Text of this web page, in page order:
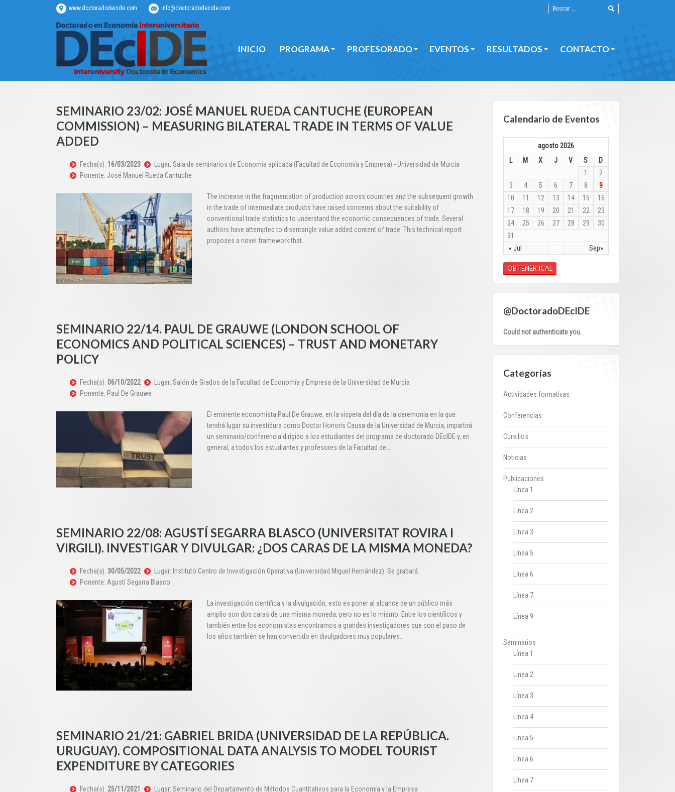
www.doctoradodecide.com info@doctoradodecide.com
INICIO PROGRAMA PROFESORADO EVENTOS RESULTADOS CONTACTO
SEMINARIO 23/02: JOSÉ MANUEL RUEDA CANTUCHE (EUROPEAN
COMMISSION) – MEASURING BILATERAL TRADE IN TERMS OF VALUE
ADDED
Fecha(s): 16/03/2023
Lugar: Sala de seminarios de Economía aplicada (Facultad de Economía y Empresa) - Universidad de Murcia
Ponente: José Manuel Rueda Cantuche
The increase in the fragmentation of production across countries and the subsequent growth
in the trade of intermediate products have raised concerns about the suitability of
conventional trade statistics to understand the economic consequences of trade. Several
authors have attempted to disentangle value added content of trade. This technical report
proposes a novel framework that…
SEMINARIO 22/14. PAUL DE GRAUWE (LONDON SCHOOL OF
ECONOMICS AND POLITICAL SCIENCES) – TRUST AND MONETARY
POLICY
Fecha(s): 06/10/2022
Lugar: Salón de Grados de la Facultad de Economía y Empresa de la Universidad de Murcia
Ponente: Paul De Grauwe
El eminente economista Paul De Grauwe, en la víspera del día de la ceremonia en la que
tendrá lugar su investidura como Doctor Honoris Causa de la Universidad de Murcia, impartirá
un seminario/conferencia dirigido a los estudiantes del programa de doctorado DEcIDE y, en
general, a todos los estudiantes y profesores de la Facultad de…
SEMINARIO 22/08: AGUSTÍ SEGARRA BLASCO (UNIVERSITAT ROVIRA I
VIRGILI). INVESTIGAR Y DIVULGAR: ¿DOS CARAS DE LA MISMA MONEDA?
Fecha(s): 30/05/2022
Lugar: Instituto Centro de Investigación Operativa (Universidad Miguel Hernández). Se grabará.
Ponente: Agustí Segarra Blasco
La investigación científica y la divulgación, esto es poner al alcance de un público más
amplio son dos caras de una misma moneda, pero no es lo mismo. Entre los científicos y
también entre los economistas encontramos a grandes investigadores que con el paso de
los años también se han convertido en divulgadores muy populares…
SEMINARIO 21/21: GABRIEL BRIDA (UNIVERSIDAD DE LA REPÚBLICA.
URUGUAY). COMPOSITIONAL DATA ANALYSIS TO MODEL TOURIST
EXPENDITURE BY CATEGORIES
Fecha(s): 25/11/2021
Lugar: Seminario del Departamento de Métodos Cuantitativos para la Economía y la Empresa
Calendario de Eventos
agosto 2026
L
M X J V S D
« Jul Sep»
1
2
3
4 5 6 7 8
9
10
11 12 13 14 15
16
17
18 19 20 21 22
23
24
25 26 27 28 29
30
31
OBTENER ICAL
@DoctoradoDEcIDE
Could not authenticate you.
Categorías
Actividades formativas
Conferencias
Cursillos
Noticias
Publicaciones
Línea 1
Línea 2
Línea 3
Línea 5
Línea 6
Línea 7
Línea 9
Seminarios
Línea 1
Linea 2
Línea 3
Línea 4
Linea 5
Línea 6
Línea 7